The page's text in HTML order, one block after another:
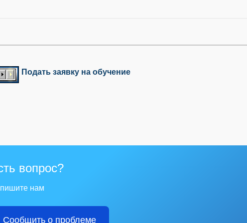
Подать заявку на обучение
вопрос?
нам
Сообщить о проблеме